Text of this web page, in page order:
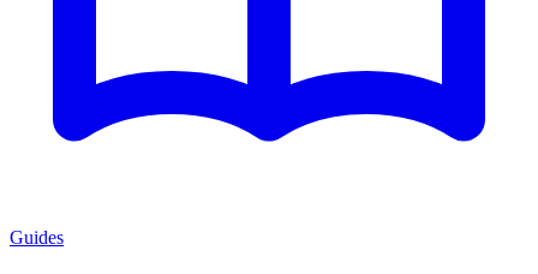
Guides